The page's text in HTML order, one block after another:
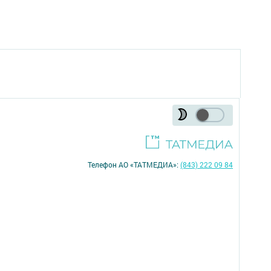
Телефон АО «ТАТМЕДИА»:(843) 222 09 84